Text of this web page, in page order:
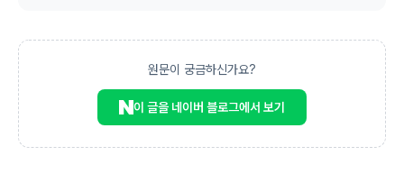
원문이 궁금하신가요?
이 글을 네이버 블로그에서 보기